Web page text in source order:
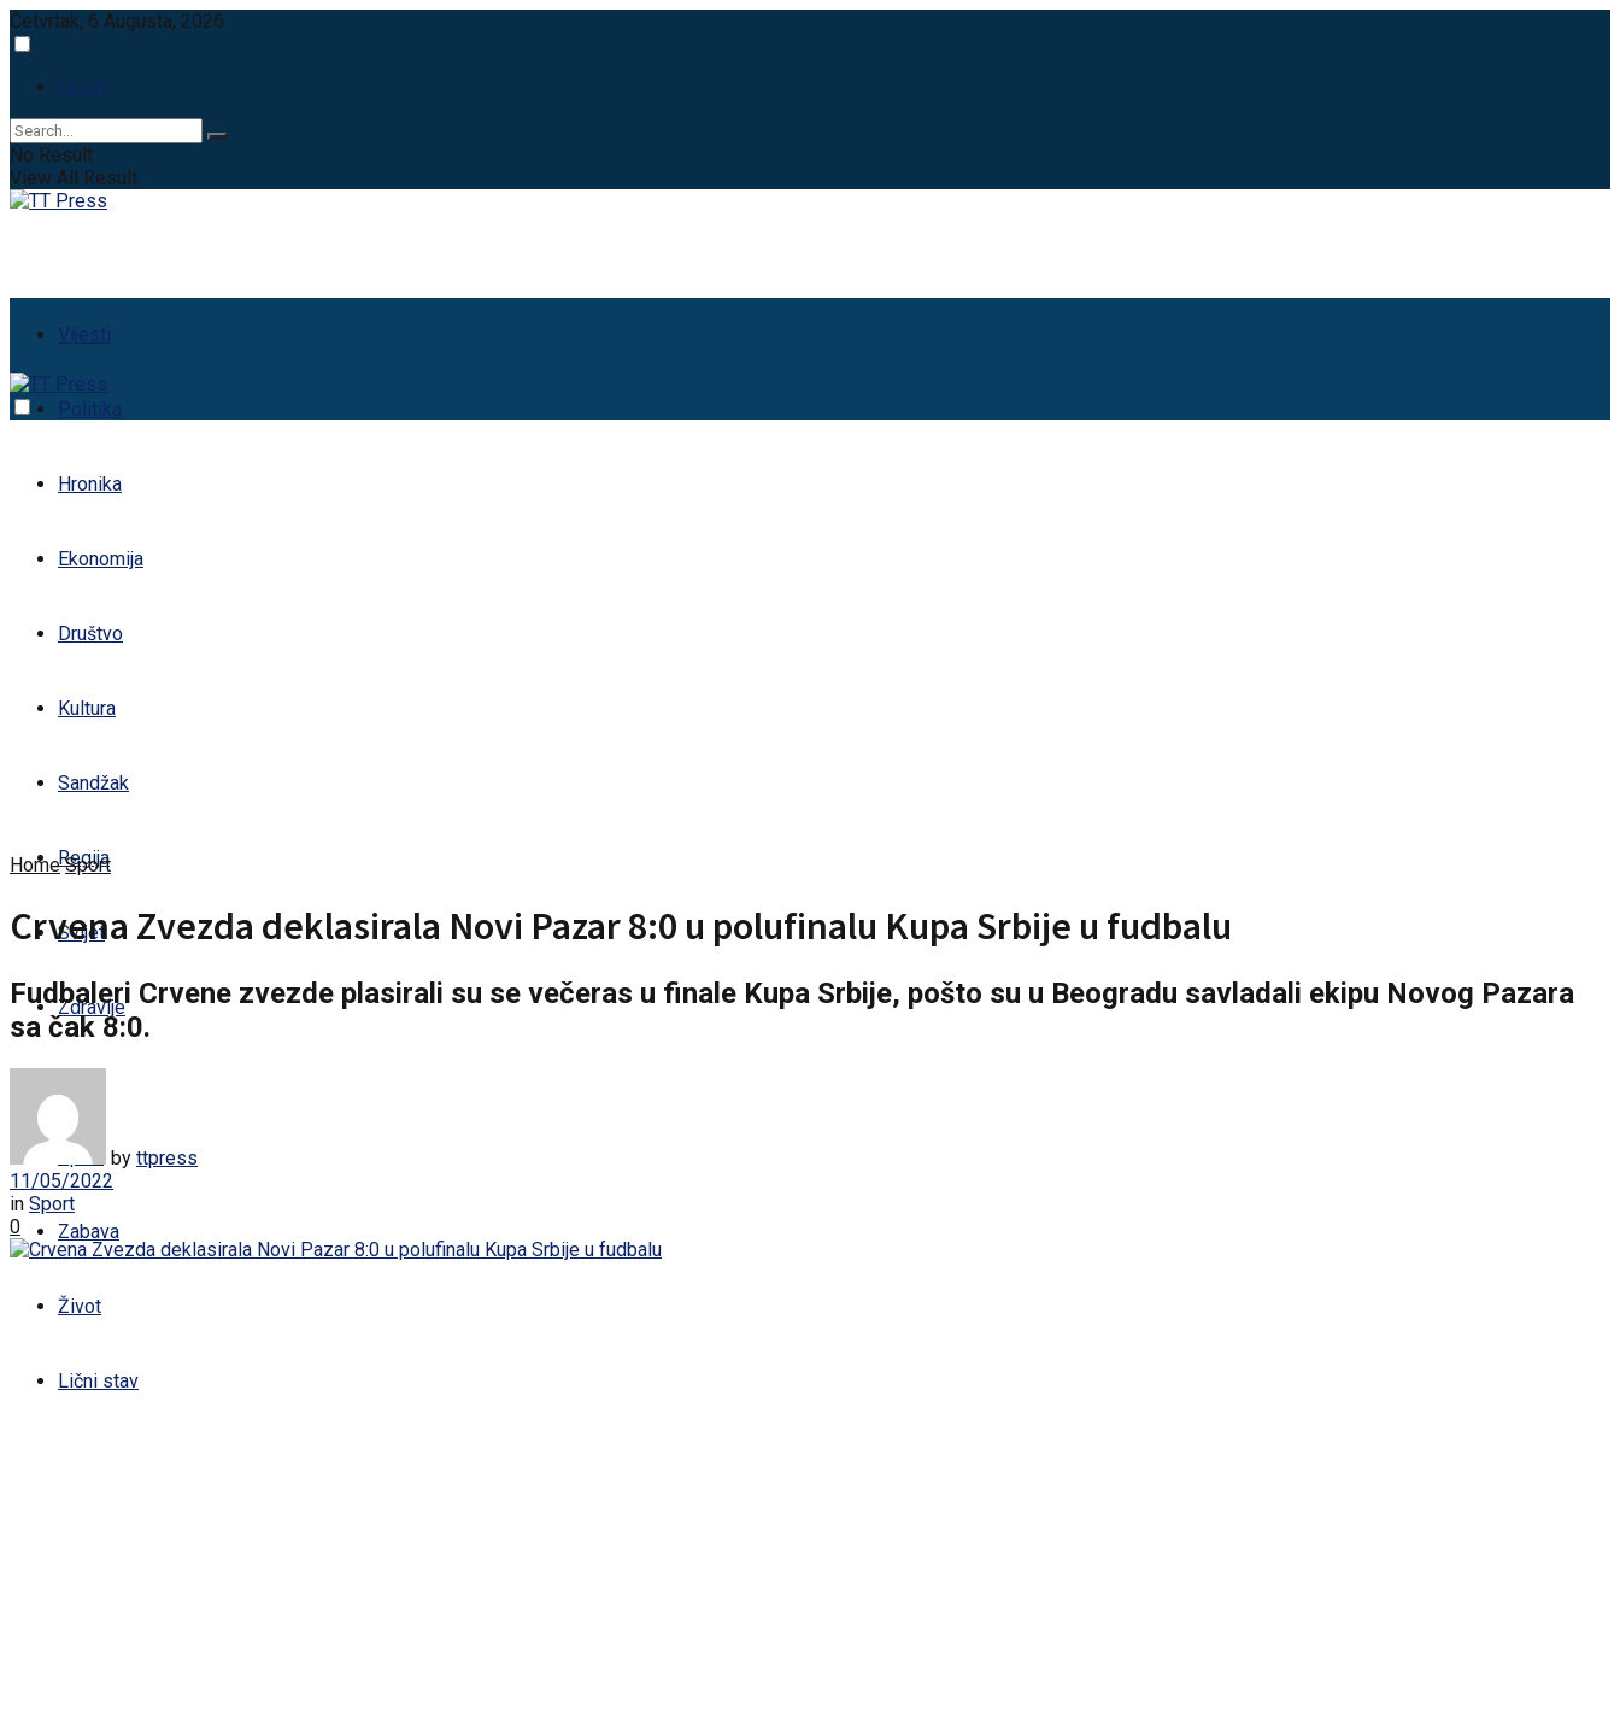
Četvrtak, 6 Augusta, 2026
Login
No Result
View All Result
Vijesti
Politika
Hronika
Ekonomija
Društvo
Kultura
Sandžak
Regija
Svijet
Zdravlje
Sport
Zabava
Život
Lični stav
Home Sport
Crvena Zvezda deklasirala Novi Pazar 8:0 u polufinalu Kupa Srbije u fudbalu
Fudbaleri Crvene zvezde plasirali su se večeras u finale Kupa Srbije, pošto su u Beogradu savladali ekipu Novog Pazara
sa čak 8:0.
by ttpress
11/05/2022
in Sport
0